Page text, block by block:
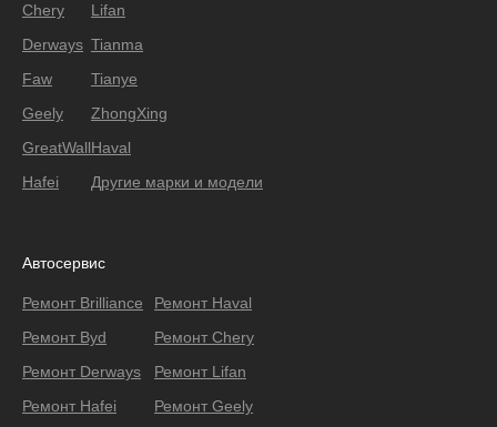
Chery
Derways
Faw
Geely
GreatWall
Hafei
Lifan
Tianma
Tianye
ZhongXing
Haval
Другие марки и модели
Автосервис
Ремонт Brilliance
Ремонт Byd
Ремонт Derways
Ремонт Hafei
Ремонт Haval
Ремонт Chery
Ремонт Lifan
Ремонт Geely